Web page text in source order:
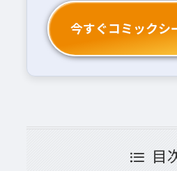
今すぐコミックシ
目